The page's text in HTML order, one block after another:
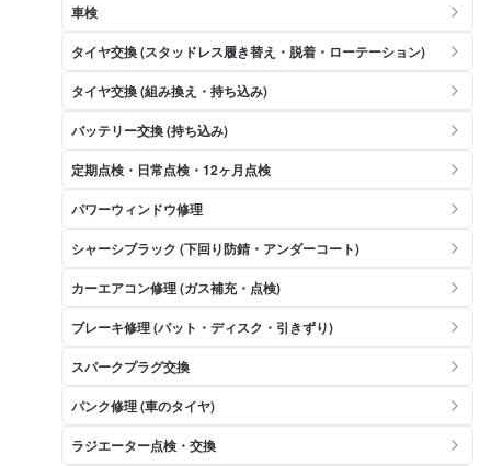
車検
タイヤ交換 (スタッドレス履き替え・脱着・ローテーション)
タイヤ交換 (組み換え・持ち込み)
バッテリー交換 (持ち込み)
定期点検・日常点検・12ヶ月点検
パワーウィンドウ修理
シャーシブラック (下回り防錆・アンダーコート)
カーエアコン修理 (ガス補充・点検)
ブレーキ修理 (パット・ディスク・引きずり)
スパークプラグ交換
パンク修理 (車のタイヤ)
ラジエーター点検・交換